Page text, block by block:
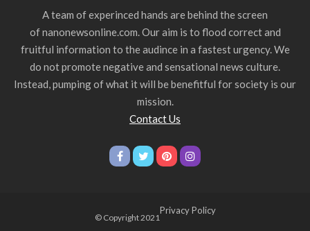
A team of experinced hands are behind the screen
of nanonewsonline.com. Our aim is to flood correct and
fruitful information to the audince in a fastest urgency. We
do not promote negative and sensational news culture.
Instead, pumping of what it will be benefitful for society is our
mission.
Contact Us
© Copyright 2021
Privacy Policy